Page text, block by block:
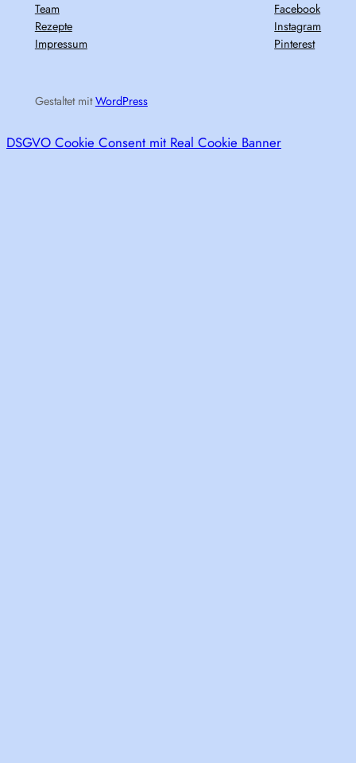
Team
Rezepte
Impressum
Facebook
Instagram
Pinterest
Gestaltet mitWordPress
DSGVO Cookie Consent mit Real Cookie Banner